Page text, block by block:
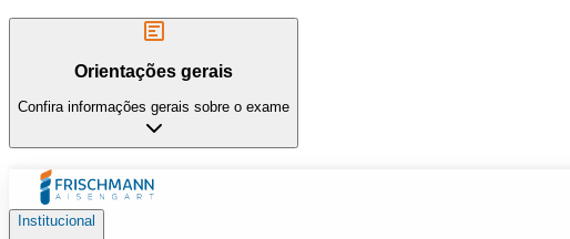
Orientações gerais
Confira informações gerais sobre o exame
Institucional